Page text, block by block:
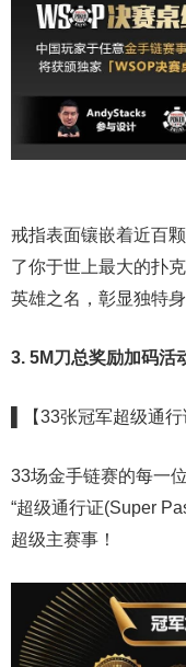
戒指表面镶嵌着近百
了你于世上最大的扑
英雄之名，彰显独特身
3. 5M刀总奖励加码活
▌【33张冠军超级通行
33场金手链赛的每一
“超级通行证(Super
超级主赛事！